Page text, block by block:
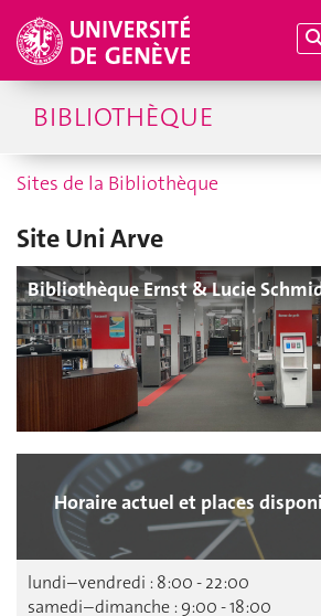
BIBLIOTHÈQUE
Sites de la Bibliothèque
Site Uni Arve
Bibliothèque Ernst & Lucie
Horaire actuel et places